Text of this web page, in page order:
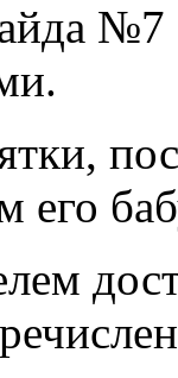
его